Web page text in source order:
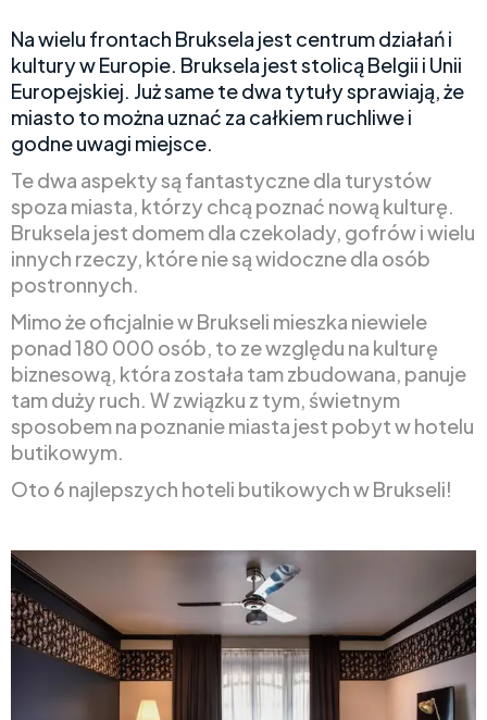
Na wielu frontach Bruksela jest centrum działań i
kultury w Europie. Bruksela jest stolicą Belgii i Unii
Europejskiej. Już same te dwa tytuły sprawiają, że
miasto to można uznać za całkiem ruchliwe i
godne uwagi miejsce.
Te dwa aspekty są fantastyczne dla turystów
spoza miasta, którzy chcą poznać nową kulturę.
Bruksela jest domem dla czekolady, gofrów i wielu
innych rzeczy, które nie są widoczne dla osób
postronnych.
Mimo że oficjalnie w Brukseli mieszka niewiele
ponad 180 000 osób, to ze względu na kulturę
biznesową, która została tam zbudowana, panuje
tam duży ruch. W związku z tym, świetnym
sposobem na poznanie miasta jest pobyt w hotelu
butikowym.
Oto 6 najlepszych hoteli butikowych w Brukseli!